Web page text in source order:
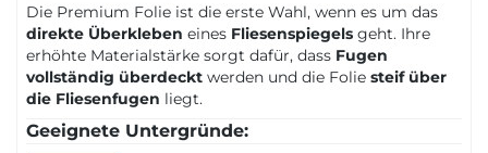
Die Premium Folie ist die erste Wahl, wenn es um das
direkte Überkleben eines Fliesenspiegels geht. Ihre
erhöhte Materialstärke sorgt dafür, dass Fugen
vollständig überdeckt werden und die Folie steif über
die Fliesenfugen liegt.
Geeignete Untergründe: